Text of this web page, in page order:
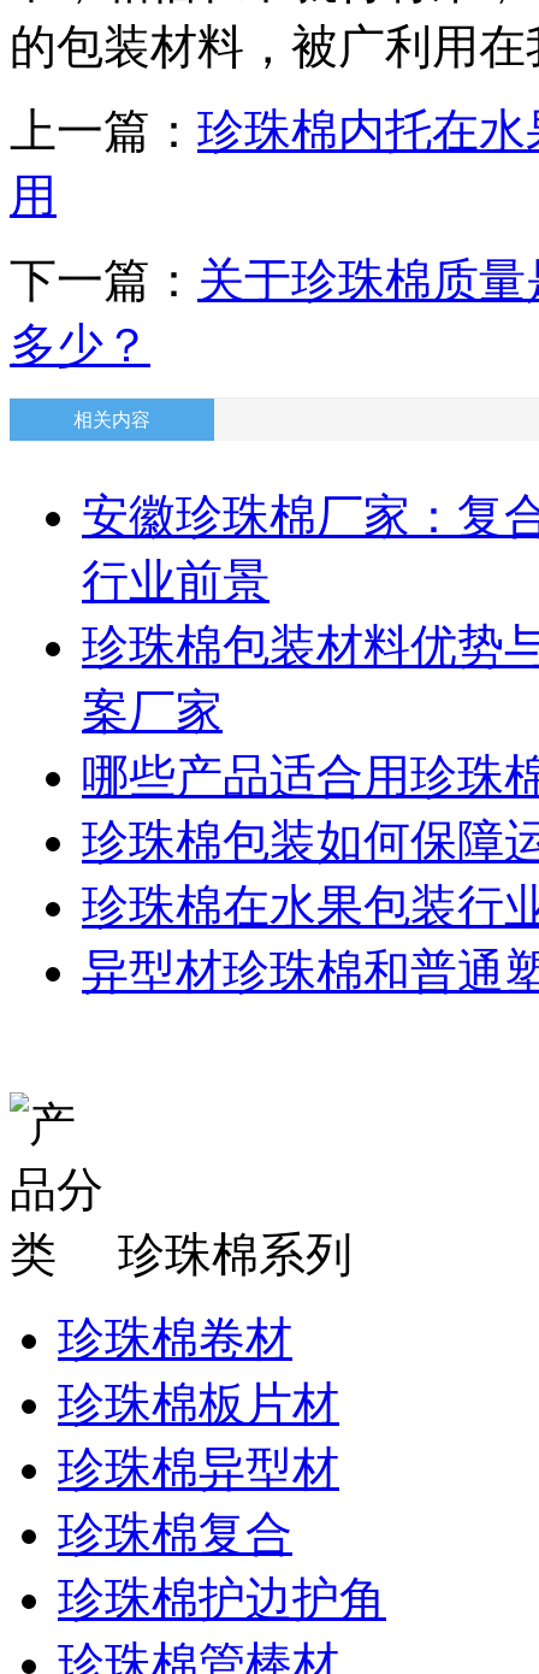
的包装材料，被广利用
上一篇： 珍珠棉内托在
用
下一篇： 关于珍珠棉质
多少？
相关内容
安徽珍珠棉厂家：复
行业前景
珍珠棉包装材料优势
案厂家
哪些产品适合用珍珠
珍珠棉包装如何保障
珍珠棉在水果包装行
异型材珍珠棉和普通
珍珠棉系列
珍珠棉卷材
珍珠棉板片材
珍珠棉异型材
珍珠棉复合
珍珠棉护边护角